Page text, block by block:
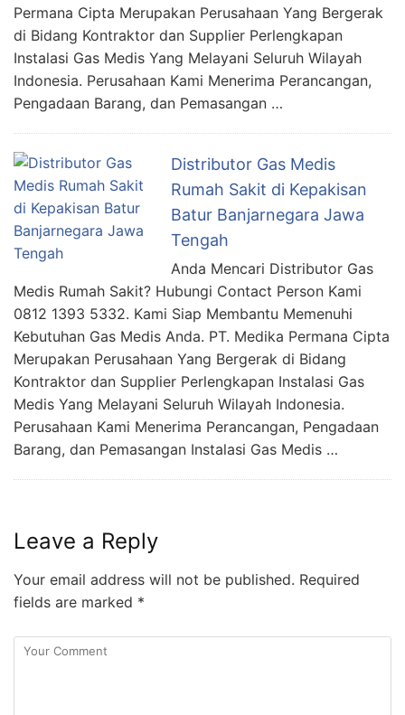
Permana Cipta Merupakan Perusahaan Yang Bergerak
di Bidang Kontraktor dan Supplier Perlengkapan
Instalasi Gas Medis Yang Melayani Seluruh Wilayah
Indonesia. Perusahaan Kami Menerima Perancangan,
Pengadaan Barang, dan Pemasangan …
Distributor Gas Medis
Rumah Sakit di Kepakisan
Batur Banjarnegara Jawa
Tengah
Anda Mencari Distributor Gas
Medis Rumah Sakit? Hubungi Contact Person Kami
0812 1393 5332. Kami Siap Membantu Memenuhi
Kebutuhan Gas Medis Anda. PT. Medika Permana Cipta
Merupakan Perusahaan Yang Bergerak di Bidang
Kontraktor dan Supplier Perlengkapan Instalasi Gas
Medis Yang Melayani Seluruh Wilayah Indonesia.
Perusahaan Kami Menerima Perancangan, Pengadaan
Barang, dan Pemasangan Instalasi Gas Medis …
Leave a Reply
Your email address will not be published. Required
fields are marked *